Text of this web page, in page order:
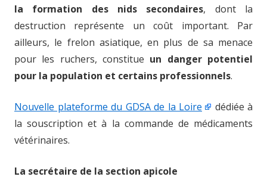
la formation des nids secondaires, dont la
destruction représente un coût important. Par
ailleurs, le frelon asiatique, en plus de sa menace
pour les ruchers, constitue un danger potentiel
pour la population et certains professionnels.
Nouvelle plateforme du GDSA de la Loire
dédiée à
la souscription et à la commande de médicaments
vétérinaires.
La secrétaire de la section apicole